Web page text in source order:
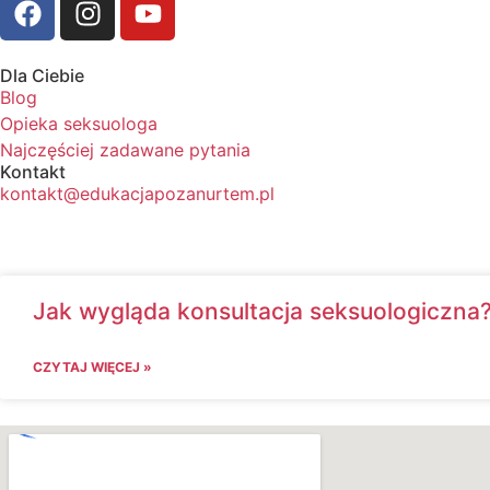
Dla Ciebie
Blog
Opieka seksuologa
Najczęściej zadawane pytania
Kontakt
kontakt@edukacjapozanurtem.pl
Jak wygląda konsultacja seksuologiczna?
CZYTAJ WIĘCEJ »